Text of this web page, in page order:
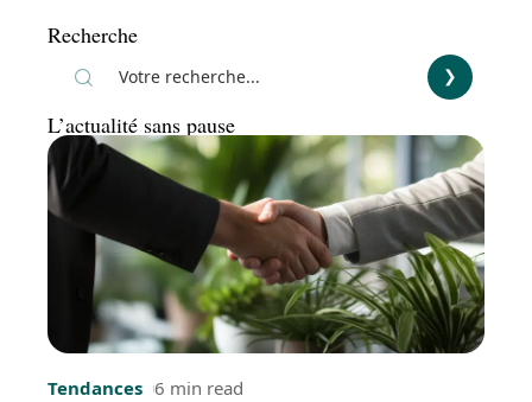
Recherche
L’actualité sans pause
Tendances 6 min read